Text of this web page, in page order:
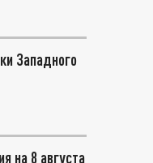
Западного
на 8 августа